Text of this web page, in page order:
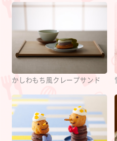
かしわもち風クレープサンド